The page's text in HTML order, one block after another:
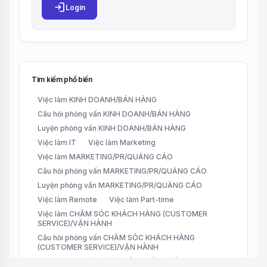
login Login
Tìm kiếm phổ biến
Việc làm KINH DOANH/BÁN HÀNG
Câu hỏi phỏng vấn KINH DOANH/BÁN HÀNG
Luyện phỏng vấn KINH DOANH/BÁN HÀNG
Việc làm IT
Việc làm Marketing
Việc làm MARKETING/PR/QUẢNG CÁO
Câu hỏi phỏng vấn MARKETING/PR/QUẢNG CÁO
Luyện phỏng vấn MARKETING/PR/QUẢNG CÁO
Việc làm Remote
Việc làm Part-time
Việc làm CHĂM SÓC KHÁCH HÀNG (CUSTOMER
SERVICE)/VẬN HÀNH
Câu hỏi phỏng vấn CHĂM SÓC KHÁCH HÀNG
(CUSTOMER SERVICE)/VẬN HÀNH